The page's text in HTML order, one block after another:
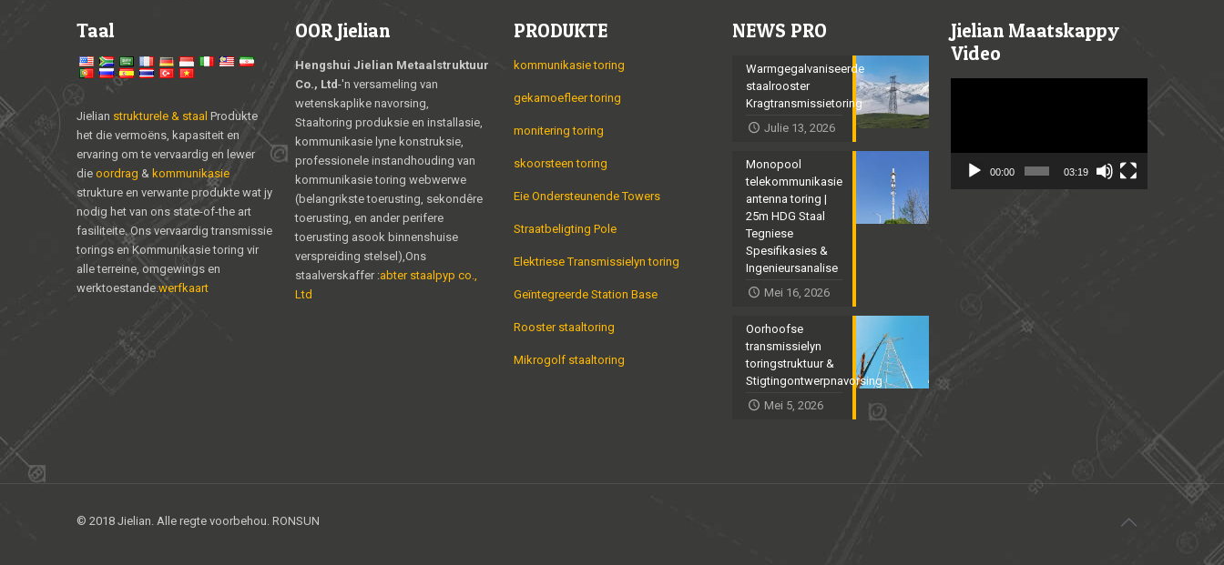
Taal
Jielian strukturele & staal Produkte
het die vermoëns, kapasiteit en
ervaring om te vervaardig en lewer
die oordrag & kommunikasie
strukture en verwante produkte wat jy
nodig het van ons state-of-the art
fasiliteite. Ons vervaardig transmissie
torings en Kommunikasie toring vir
alle terreine, omgewings en
werktoestande.werfkaart
OOR Jielian
Hengshui Jielian Metaalstruktuur
Co., Ltd-'n versameling van
wetenskaplike navorsing,
Staaltoring produksie en installasie,
kommunikasie lyne konstruksie,
professionele instandhouding van
kommunikasie toring webwerwe
(belangrikste toerusting, sekondêre
toerusting, en ander perifere
toerusting asook binnenshuise
verspreiding stelsel),Ons
staalverskaffer :abter staalpyp co.,
Ltd
PRODUKTE
kommunikasie toring
gekamoefleer toring
monitering toring
skoorsteen toring
Eie Ondersteunende Towers
Straatbeligting Pole
Elektriese Transmissielyn toring
Geïntegreerde Station Base
Rooster staaltoring
Mikrogolf staaltoring
NEWS PRO
Warmgegalvaniseerde
staalrooster
Kragtransmissietoring
Julie 13, 2026
Monopool
telekommunikasie
antenna toring |
25m HDG Staal
Tegniese
Spesifikasies &
Ingenieursanalise
Mei 16, 2026
Oorhoofse
transmissielyn
toringstruktuur &
Stigtingontwerpnavorsing
Mei 5, 2026
Jielian Maatskappy
Video
00:00 03:19
© 2018 Jielian. Alle regte voorbehou. RONSUN